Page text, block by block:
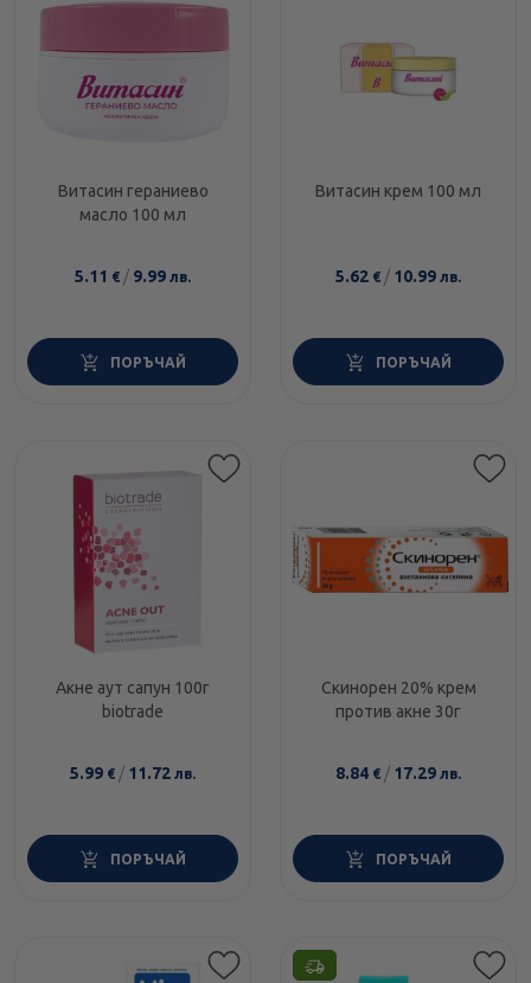
Витасин гераниево
масло 100 мл
5.11 € / 9.99 лв.
ПОРЪЧАЙ
Витасин крем 100 мл
5.62 € / 10.99 лв.
ПОРЪЧАЙ
Акне аут сапун 100г
biotrade
5.99 € / 11.72 лв.
ПОРЪЧАЙ
Скинорен 20% крем
против акне 30г
8.84 € / 17.29 лв.
ПОРЪЧАЙ
Етикети